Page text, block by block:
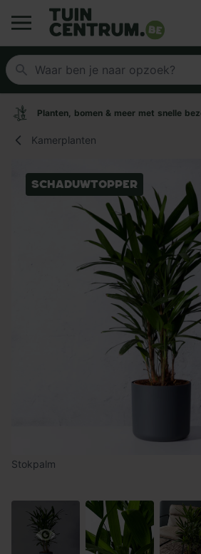
Logo Tuincentrum.be
Planten, bomen & meer met snelle
Kamerplanten
Schaduwtopper
Stokpalm